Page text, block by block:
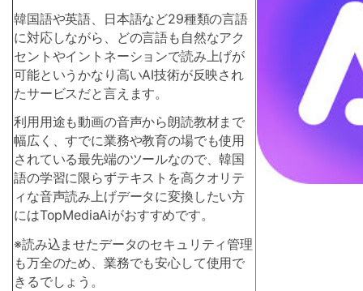
韓国語や英語、日本語など29種類の言語
に対応しながら、どの言語も自然なアク
セントやイントネーションで読み上げが
可能というかなり高いAI技術が反映され
たサービスだと言えます。
利用用途も動画の音声から朗読教材まで
幅広く、すでに業務や教育の場でも使用
されている最先端のツールなので、韓国
語の学習に限らずテキストを高クオリテ
ィな音声読み上げデータに変換したい方
にはTopMediaAiがおすすめです。
※読み込ませたデータのセキュリティ管理
も万全のため、業務でも安心して使用で
きるでしょう。